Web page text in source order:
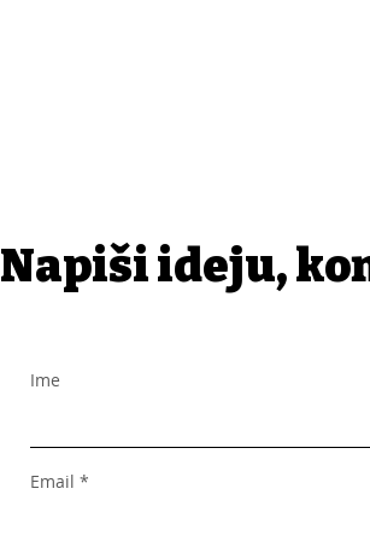
Napiši ideju,
Ime
Email